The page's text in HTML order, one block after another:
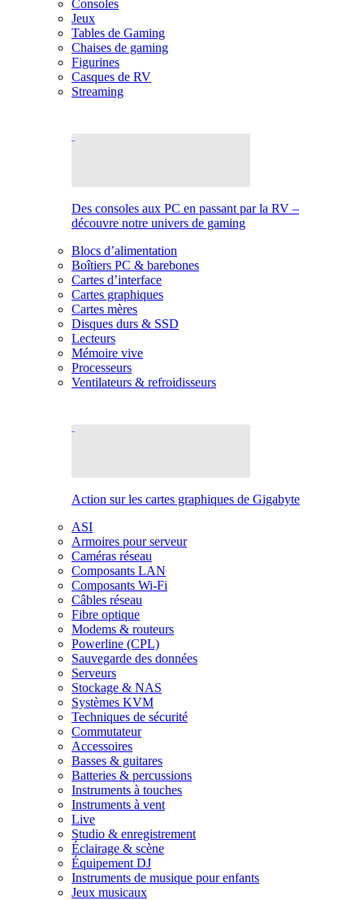
Consoles
Jeux
Tables de Gaming
Chaises de gaming
Figurines
Casques de RV
Streaming
Des consoles aux PC en passant par la RV –
découvre notre univers de gaming
Blocs d’alimentation
Boîtiers PC & barebones
Cartes d’interface
Cartes graphiques
Cartes mères
Disques durs & SSD
Lecteurs
Mémoire vive
Processeurs
Ventilateurs & refroidisseurs
Action sur les cartes graphiques de Gigabyte
ASI
Armoires pour serveur
Caméras réseau
Composants LAN
Composants Wi-Fi
Câbles réseau
Fibre optique
Modems & routeurs
Powerline (CPL)
Sauvegarde des données
Serveurs
Stockage & NAS
Systèmes KVM
Techniques de sécurité
Commutateur
Accessoires
Basses & guitares
Batteries & percussions
Instruments à touches
Instruments à vent
Live
Studio & enregistrement
Éclairage & scène
Équipement DJ
Instruments de musique pour enfants
Jeux musicaux